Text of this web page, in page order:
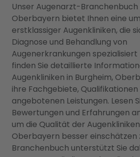
Unser Augenarzt-Branchenbuch
Oberbayern bietet Ihnen eine
erstklassiger Augenkliniken, die
Diagnose und Behandlung von
Augenerkrankungen spezialisiert
finden Sie detaillierte
Augenkliniken in Burgheim,
ihre Fachgebiete, Qualifikationen
angebotenen Leistungen. Lesen
Bewertungen und Erfahrungen
um die Qualität der
Oberbayern besser einschätzen
Branchenbuch unterstützt Sie